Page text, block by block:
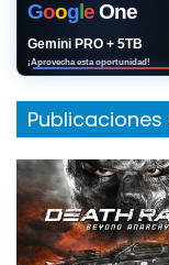
GoogleOne
Gemini PRO + 5TB
¡Aprovecha esta oportunidad!